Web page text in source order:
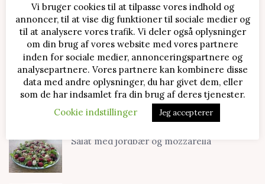
SENESTE OPSKRIFTER
Jordbærtærte med mascarponecreme
Klassisk cheesecake med kirsebær
Salat med jordbær og mozzarella
Vi bruger cookies til at tilpasse vores indhold og
annoncer, til at vise dig funktioner til sociale medier og
til at analysere vores trafik. Vi deler også oplysninger
om din brug af vores website med vores partnere
inden for sociale medier, annonceringspartnere og
analysepartnere. Vores partnere kan kombinere disse
data med andre oplysninger, du har givet dem, eller
som de har indsamlet fra din brug af deres tjenester.
Cookie indstillinger
Jeg accepterer